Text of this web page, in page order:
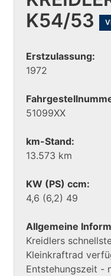
K54/53
Erstzulassung:
1972
51099XX
km-Stand:
13.573 km
KW (PS) ccm:
4,6 (6,2) 49
Allgemeine
Kreidlers
Kleinkraftrad
Entstehungszeit -